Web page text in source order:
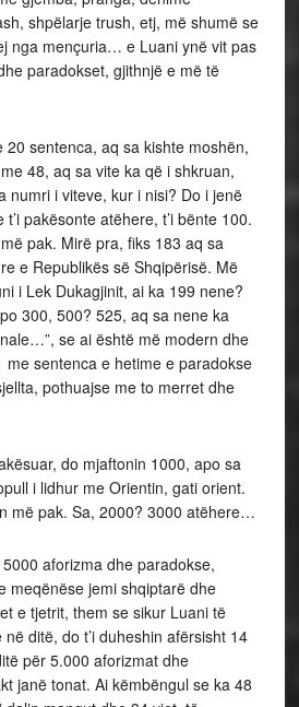
shpëlarje trush, etj, më shumë se
nga mençuria… e Luani ynë vit pas
paradokset, gjithnjë e më të
20 sentenca, aq sa kishte moshën,
48, aq sa vite ka që i shkruan,
numri i viteve, kur i nisi? Do i jenë
pakësonte atëhere, t’i bënte 100.
pak. Mirë pra, fiks 183 aq sa
e Republikës së Shqipërisë. Më
i Lek Dukagjinit, ai ka 199 nene?
300, 500? 525, aq sa nene ka
se ai është më modern dhe
sentenca e hetime e paradokse
pothuajse me to merret dhe
do mjaftonin 1000, apo sa
i lidhur me Orientin, gati orient.
më pak. Sa, 2000? 3000 atëhere…
aforizma dhe paradokse,
meqënëse jemi shqiptarë dhe
e tjetrit, them se sikur Luani të
ditë, do t’i duheshin afërsisht 14
për 5.000 aforizmat dhe
janë tonat. Ai këmbëngul se ka 48